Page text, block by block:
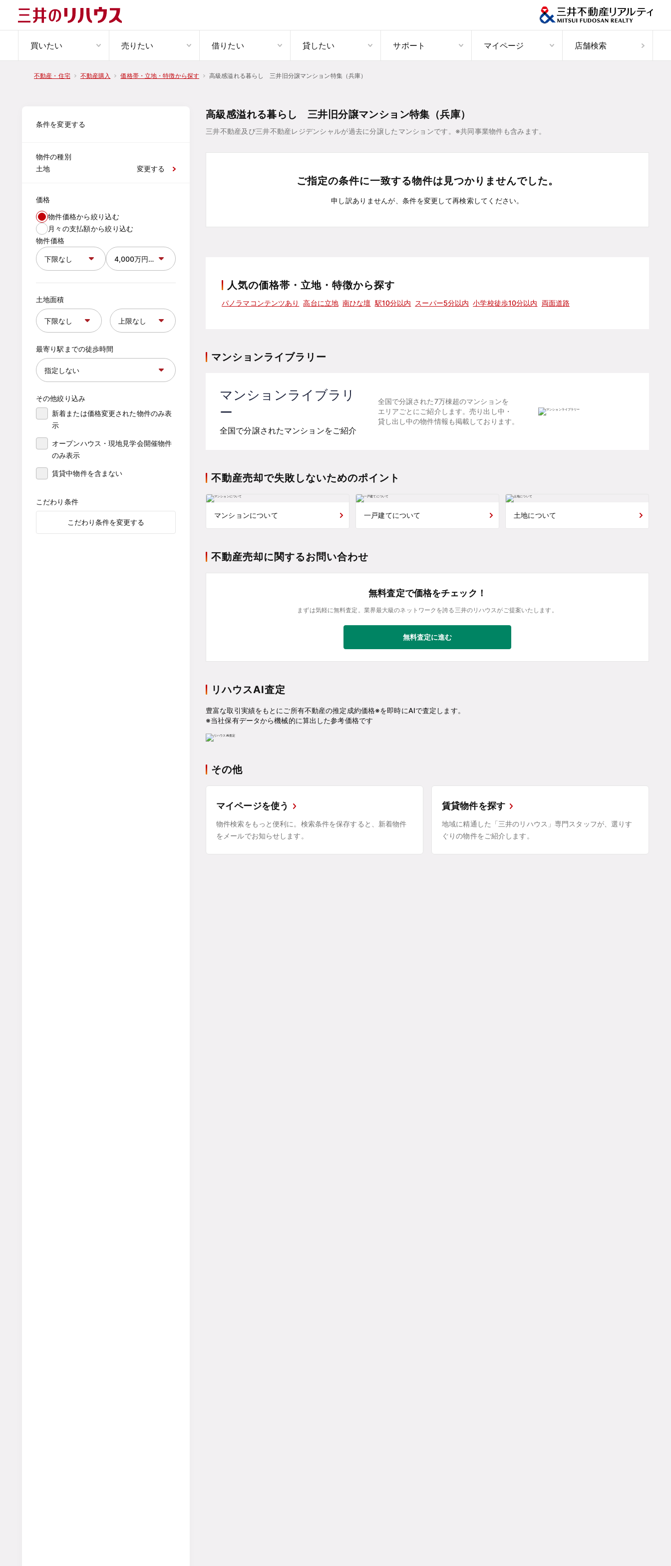
買いたい 売りたい 借りたい 貸したい サポート マイページ 店舗検索
不動産・住宅 不動産購入 価格帯・立地・特徴から探す 高級感溢れる暮らし 三井旧分譲マンション特集（兵庫）
条件を変更する
物件の種別
土地
変更する
価格
物件価格から絞り込む
月々の支払額から絞り込む
物件価格
土地面積
最寄り駅までの徒歩時間
その他絞り込み
新着または価格変更された物件のみ表
示
オープンハウス・現地見学会開催物件
のみ表示
賃貸中物件を含まない
こだわり条件
こだわり条件を変更する
高級感溢れる暮らし 三井旧分譲マンション特集（兵庫）
三井不動産及び三井不動産レジデンシャルが過去に分譲したマンションです。※共同事業物件も含みます。
ご指定の条件に一致する物件は見つかりませんでした。
申し訳ありませんが、条件を変更して再検索してください。
人気の価格帯・立地・特徴から探す
パノラマコンテンツあり 高台に立地 南ひな壇 駅10分以内 スーパー5分以内 小学校徒歩10分以内 両面道路
マンションライブラリー
マンションライブラリ
ー
全国で分譲されたマンションをご紹介
全国で分譲された7万棟超のマンションを
エリアごとにご紹介します。売り出し中・
貸し出し中の物件情報も掲載しております。
不動産売却で失敗しないためのポイント
マンションについて 一戸建てについて 土地について
不動産売却に関するお問い合わせ
無料査定で価格をチェック！
まずは気軽に無料査定。業界最大級のネットワークを誇る三井のリハウスがご提案いたします。
無料査定に進む
リハウスAI査定
豊富な取引実績をもとにご所有不動産の推定成約価格※を即時にAIで査定します。
※当社保有データから機械的に算出した参考価格です
その他
マイページを使う
物件検索をもっと便利に。検索条件を保存すると、新着物件
をメールでお知らせします。
賃貸物件を探す
地域に精通した「三井のリハウス」専門スタッフが、選りす
ぐりの物件をご紹介します。